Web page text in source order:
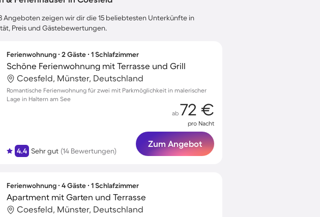
Angeboten zeigen wir dir die 15 beliebtesten Unterkünfte in
Preis und Gästebewertungen.
Ferienwohnung ∙ 2 Gäste ∙ 1 Schlafzimmer
Schöne Ferienwohnung mit Terrasse und Grill
Coesfeld, Münster, Deutschland
Romantische Ferienwohnung für zwei mit Parkmöglichkeit in malerischer
Lage in Haltern am See
4.4 Sehr gut (14 Bewertungen)
ab 72 €
pro Nacht
Zum Angebot
Ferienwohnung ∙ 4 Gäste ∙ 1 Schlafzimmer
Apartment mit Garten und Terrasse
Coesfeld, Münster, Deutschland